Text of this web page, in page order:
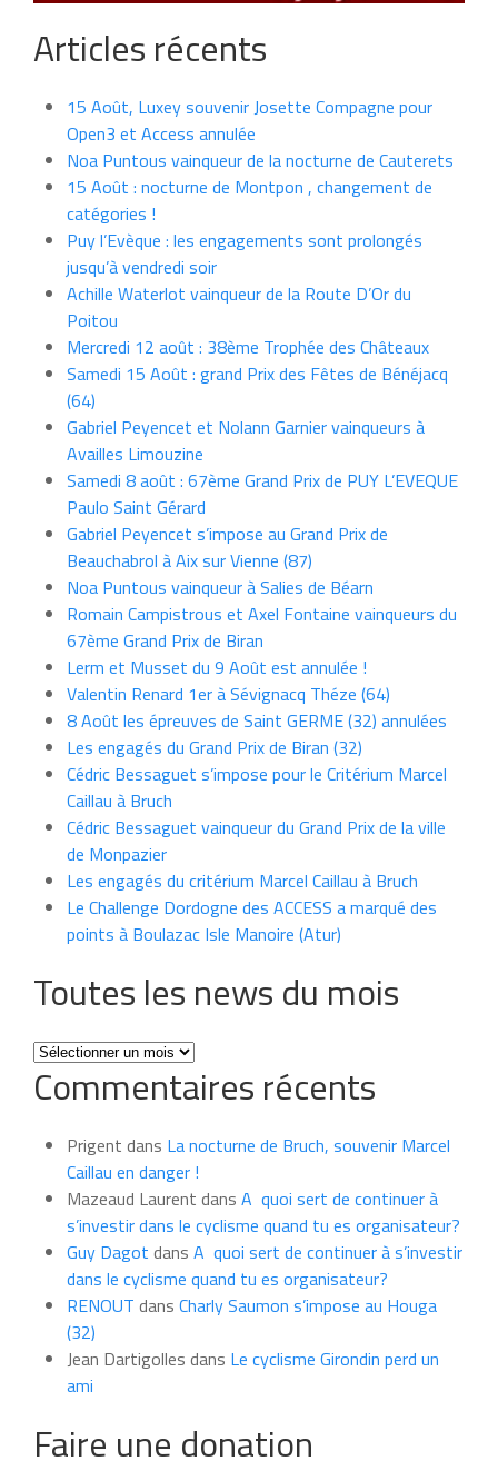
Articles récents
15 Août, Luxey souvenir Josette Compagne pour
Open3 et Access annulée
Noa Puntous vainqueur de la nocturne de Cauterets
15 Août : nocturne de Montpon , changement de
catégories !
Puy l’Evèque : les engagements sont prolongés
jusqu’à vendredi soir
Achille Waterlot vainqueur de la Route D’Or du
Poitou
Mercredi 12 août : 38ème Trophée des Châteaux
Samedi 15 Août : grand Prix des Fêtes de Bénéjacq
(64)
Gabriel Peyencet et Nolann Garnier vainqueurs à
Availles Limouzine
Samedi 8 août : 67ème Grand Prix de PUY L’EVEQUE
Paulo Saint Gérard
Gabriel Peyencet s’impose au Grand Prix de
Beauchabrol à Aix sur Vienne (87)
Noa Puntous vainqueur à Salies de Béarn
Romain Campistrous et Axel Fontaine vainqueurs du
67ème Grand Prix de Biran
Lerm et Musset du 9 Août est annulée !
Valentin Renard 1er à Sévignacq Théze (64)
8 Août les épreuves de Saint GERME (32) annulées
Les engagés du Grand Prix de Biran (32)
Cédric Bessaguet s’impose pour le Critérium Marcel
Caillau à Bruch
Cédric Bessaguet vainqueur du Grand Prix de la ville
de Monpazier
Les engagés du critérium Marcel Caillau à Bruch
Le Challenge Dordogne des ACCESS a marqué des
points à Boulazac Isle Manoire (Atur)
Toutes les news du mois
Toutes
les
news
mois
Commentaires récents
Prigent dans La nocturne de Bruch, souvenir Marcel
Caillau en danger !
Mazeaud Laurent dans A quoi sert de continuer à
s’investir dans le cyclisme quand tu es organisateur?
Guy Dagot dans A quoi sert de continuer à s’investir
dans le cyclisme quand tu es organisateur?
RENOUT dans Charly Saumon s’impose au Houga
(32)
Jean Dartigolles dans Le cyclisme Girondin perd un
ami
Faire une donation